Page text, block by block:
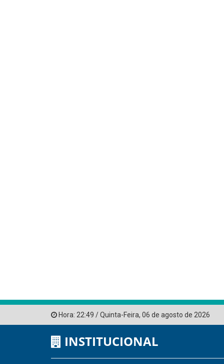
Hora: 22:49 /Quinta-Feira, 06 de agosto de 2026
INSTITUCIONAL